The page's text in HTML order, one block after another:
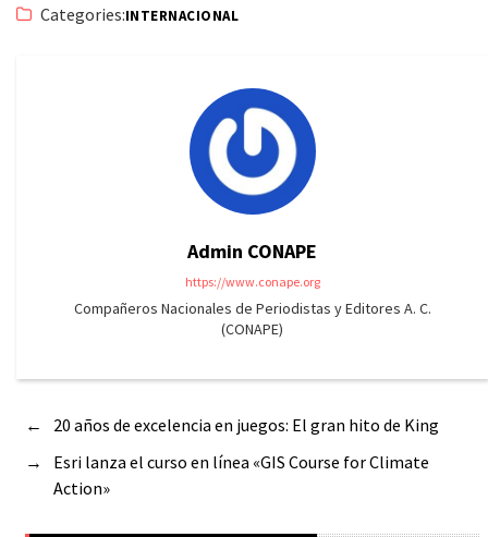
Categories:INTERNACIONAL
Admin CONAPE
https://www.conape.org
Compañeros Nacionales de Periodistas y Editores A. C.
(CONAPE)
←
20 años de excelencia en juegos: El gran hito de King
→
Esri lanza el curso en línea «GIS Course for Climate
Action»